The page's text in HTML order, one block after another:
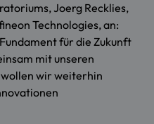
Joerg Recklies,
Technologies, an:
für die Zukunft
mit unseren
wir weiterhin